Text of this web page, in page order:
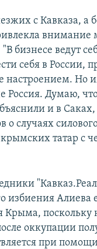
с Кавказа, а
внимание
бизнесе ведут
себя в России,
настроением. Но
Россия. Думаю,
и в Саках,
о случаях
татар с
избиения Алиева
поскольку
оккупации
при